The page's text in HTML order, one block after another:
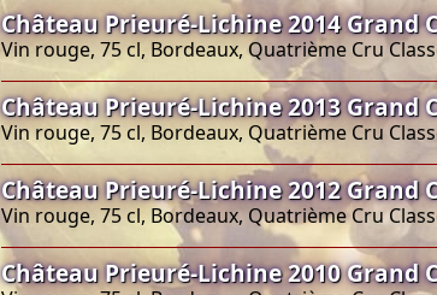
Château Prieuré-Lichine 2014 Grand
Vin rouge, 75 cl, Bordeaux, Quatrième Cru
Château Prieuré-Lichine 2013 Grand
Vin rouge, 75 cl, Bordeaux, Quatrième Cru
Château Prieuré-Lichine 2012 Grand
Vin rouge, 75 cl, Bordeaux, Quatrième Cru
Château Prieuré-Lichine 2010 Grand